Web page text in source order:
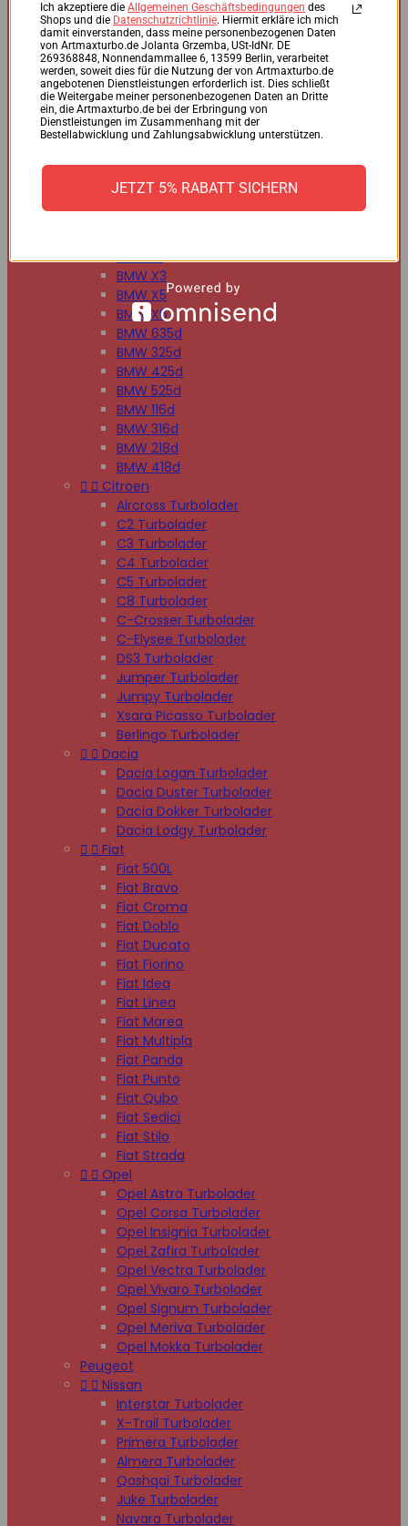
BMW 125d
BMW 220d
BMW 225d
BMW 318d
BMW 320d
BMW 330d
BMW 335d
BMW 518d
BMW 520d
BMW 530d
BMW X1
BMW X3
BMW X5
BMW X6
BMW 635d
BMW 325d
BMW 425d
BMW 525d
BMW 116d
BMW 316d
BMW 218d
BMW 418d
  Citroen
Aircross Turbolader
C2 Turbolader
C3 Turbolader
C4 Turbolader
C5 Turbolader
C8 Turbolader
C-Crosser Turbolader
C-Elysee Turbolader
DS3 Turbolader
Jumper Turbolader
Jumpy Turbolader
Xsara Picasso Turbolader
Berlingo Turbolader
  Dacia
Dacia Logan Turbolader
Dacia Duster Turbolader
Dacia Dokker Turbolader
Dacia Lodgy Turbolader
  Fiat
Fiat 500L
Fiat Bravo
Fiat Croma
Fiat Doblo
Fiat Ducato
Fiat Fiorino
Fiat Idea
Fiat Linea
Fiat Marea
Fiat Multipla
Fiat Panda
Fiat Punto
Fiat Qubo
Fiat Sedici
Fiat Stilo
Fiat Strada
  Opel
Opel Astra Turbolader
Opel Corsa Turbolader
Opel Insignia Turbolader
Opel Zafira Turbolader
Opel Vectra Turbolader
Opel Vivaro Turbolader
Opel Signum Turbolader
Opel Meriva Turbolader
Opel Mokka Turbolader
Peugeot
  Nissan
Interstar Turbolader
X-Trail Turbolader
Primera Turbolader
Almera Turbolader
Qashqai Turbolader
Juke Turbolader
Navara Turbolader
Ich akzeptiere die Allgemeinen Geschäftsbedingungen des
Shops und die Datenschutzrichtlinie. Hiermit erkläre ich mich
damit einverstanden, dass meine personenbezogenen Daten
von Artmaxturbo.de Jolanta Grzemba, USt-IdNr. DE
269368848, Nonnendammallee 6, 13599 Berlin, verarbeitet
werden, soweit dies für die Nutzung der von Artmaxturbo.de
angebotenen Dienstleistungen erforderlich ist. Dies schließt
die Weitergabe meiner personenbezogenen Daten an Dritte
ein, die Artmaxturbo.de bei der Erbringung von
Dienstleistungen im Zusammenhang mit der
Bestellabwicklung und Zahlungsabwicklung unterstützen.
JETZT 5% RABATT SICHERN